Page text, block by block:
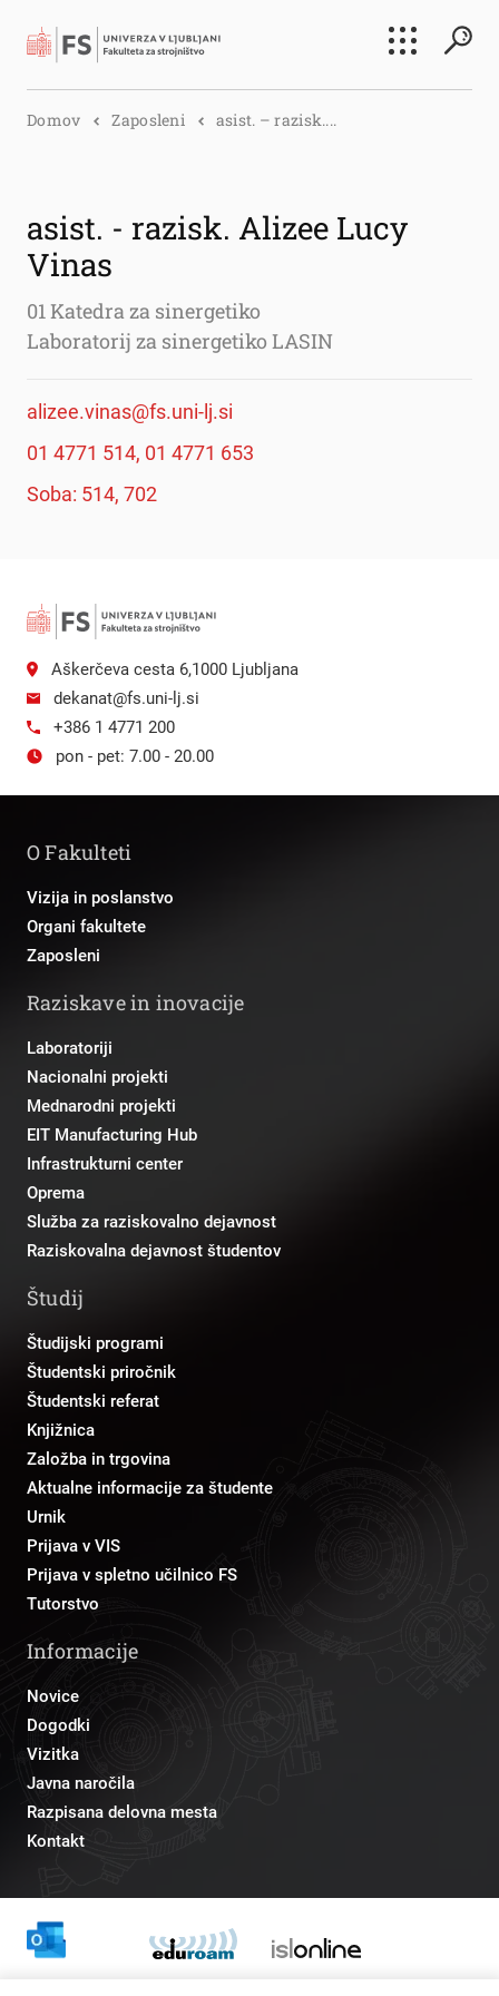
Išči
Domov Zaposleni asist. – razisk....
asist. - razisk. Alizee Lucy
Vinas
01 Katedra za sinergetiko
Laboratorij za sinergetiko LASIN
alizee.vinas@fs.uni-lj.si
01 4771 514, 01 4771 653
Soba: 514, 702
Aškerčeva cesta 6,1000 Ljubljana
dekanat@fs.uni-lj.si
+386 1 4771 200
pon - pet: 7.00 - 20.00
O Fakulteti
Vizija in poslanstvo
Organi fakultete
Zaposleni
Raziskave in inovacije
Laboratoriji
Nacionalni projekti
Mednarodni projekti
EIT Manufacturing Hub
Infrastrukturni center
Oprema
Služba za raziskovalno dejavnost
Raziskovalna dejavnost študentov
Študij
Študijski programi
Študentski priročnik
Študentski referat
Knjižnica
Založba in trgovina
Aktualne informacije za študente
Urnik
Prijava v VIS
Prijava v spletno učilnico FS
Tutorstvo
Informacije
Novice
Dogodki
Vizitka
Javna naročila
Razpisana delovna mesta
Kontakt